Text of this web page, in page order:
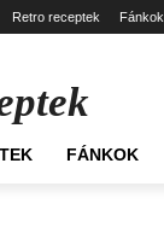
Retro receptek Fánkok
FÁNKOK